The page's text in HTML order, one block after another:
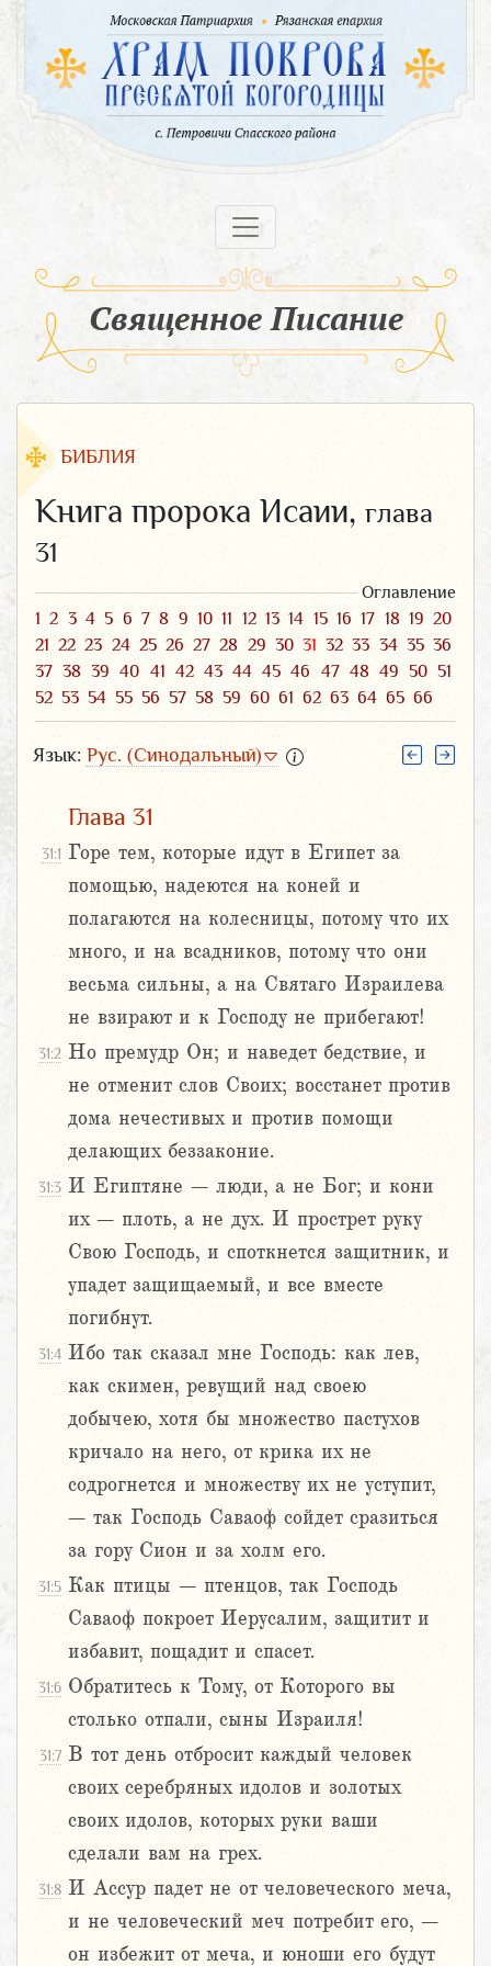
Священное Писание
БИБЛИЯ
Книга пророка Исаии, глава
31
Оглавление
1 2 3 4 5 6 7 8 9 10 11 12 13 14 15 16 17 18 19 20
21 22 23 24 25 26 27 28 29 30 31 32 33 34 35 36
37 38 39 40 41 42 43 44 45 46 47 48 49 50 51
52 53 54 55 56 57 58 59 60 61 62 63 64 65 66
Язык: Рус. (Синодальный)
Глава 31
31:1 Горе тем, которые идут в Египет за
помощью, надеются на коней и
полагаются на колесницы, потому что их
много, и на всадников, потому что они
весьма сильны, а на Святаго Израилева
не взирают и к Господу не прибегают!
31:2 Но премудр Он; и наведет бедствие, и
не отменит слов Своих; восстанет против
дома нечестивых и против помощи
делающих беззаконие.
31:3 И Египтяне – люди, а не Бог; и кони
их – плоть, а не дух. И прострет руку
Свою Господь, и споткнется защитник, и
упадет защищаемый, и все вместе
погибнут.
31:4 Ибо так сказал мне Господь: как лев,
как скимен, ревущий над своею
добычею, хотя бы множество пастухов
кричало на него, от крика их не
содрогнется и множеству их не уступит,
– так Господь Саваоф сойдет сразиться
за гору Сион и за холм его.
31:5 Как птицы – птенцов, так Господь
Саваоф покроет Иерусалим, защитит и
избавит, пощадит и спасет.
31:6 Обратитесь к Тому, от Которого вы
столько отпали, сыны Израиля!
31:7 В тот день отбросит каждый человек
своих серебряных идолов и золотых
своих идолов, которых руки ваши
сделали вам на грех.
31:8 И Ассур падет не от человеческого меча,
и не человеческий меч потребит его, –
он избежит от меча, и юноши его будут